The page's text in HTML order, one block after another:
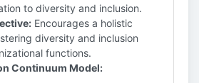
to diversity and inclusion.
Encourages a holistic
diversity and inclusion
functions.
Continuum Model: